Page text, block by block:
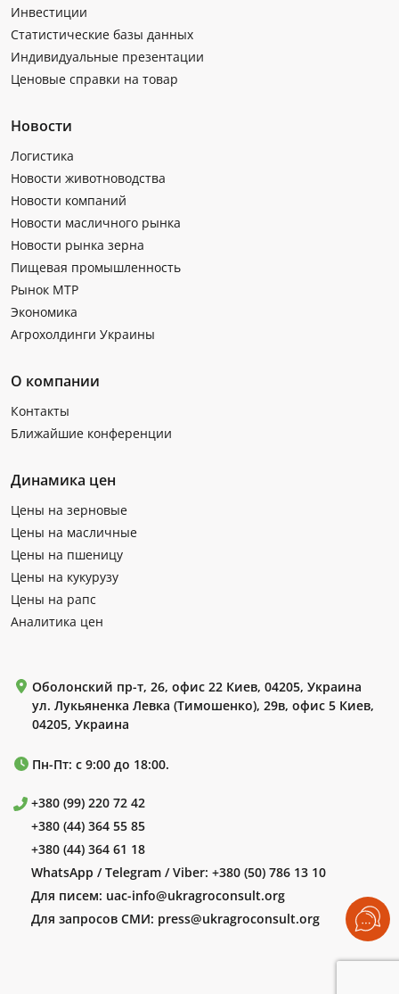
Инвестиции
Статистические базы данных
Индивидуальные презентации
Ценовые справки на товар
Новости
Логистика
Новости животноводства
Новости компаний
Новости масличного рынка
Новости рынка зерна
Пищевая промышленность
Рынок МТР
Экономика
Агрохолдинги Украины
О компании
Контакты
Ближайшие конференции
Динамика цен
Цены на зерновые
Цены на масличные
Цены на пшеницу
Цены на кукурузу
Цены на рапс
Аналитика цен
Оболонский пр-т, 26, офис 22 Киев, 04205, Украина
ул. Лукьяненка Левка (Тимошенко), 29в, офис 5 Киев,
04205, Украина
Пн-Пт: с 9:00 до 18:00.
+380 (99) 220 72 42
+380 (44) 364 55 85
+380 (44) 364 61 18
WhatsApp / Telegram / Viber: +380 (50) 786 13 10
Для писем: uac-info@ukragroconsult.org
Для запросов СМИ: press@ukragroconsult.org